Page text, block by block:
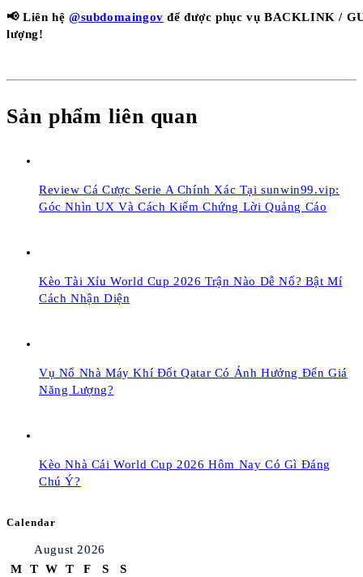
📢 Liên hệ @subdomaingov để được phục vụ BACKLINK /
lượng!
Sản phẩm liên quan
Review Cá Cược Serie A Chính Xác Tại sunwin99.vip:
Góc Nhìn UX Và Cách Kiểm Chứng Lời Quảng Cáo
Kèo Tài Xỉu World Cup 2026 Trận Nào Dễ Nổ? Bật Mí
Cách Nhận Diện
Vụ Nổ Nhà Máy Khí Đốt Qatar Có Ảnh Hưởng Đến Giá
Năng Lượng?
Kèo Nhà Cái World Cup 2026 Hôm Nay Có Gì Đáng
Chú Ý?
Calendar
August 2026
M
T W T F S
S